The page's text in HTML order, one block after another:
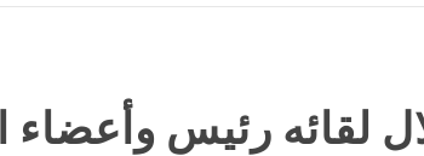
لقائه رئيس